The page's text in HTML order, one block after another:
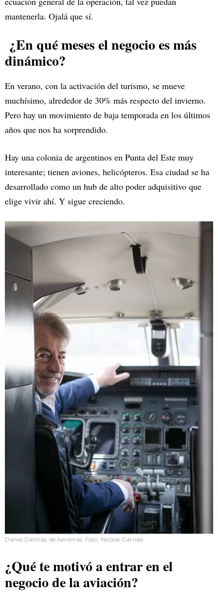
mantenerla. Ojalá que sí.
¿En qué meses el negocio es más
dinámico?
En verano, con la activación del turismo, se mueve
muchísimo, alrededor de 30% más respecto del invierno.
Pero hay un movimiento de baja temporada en los últimos
años que nos ha sorprendido.
Hay una colonia de argentinos en Punta del Este muy
interesante; tienen aviones, helicópteros. Esa ciudad se ha
desarrollado como un hub de alto poder adquisitivo que
elige vivir ahí. Y sigue creciendo.
Daniel Dalmás, de Aeromás. Foto: Nicolás Garrido
¿Qué te motivó a entrar en el
negocio de la aviación?